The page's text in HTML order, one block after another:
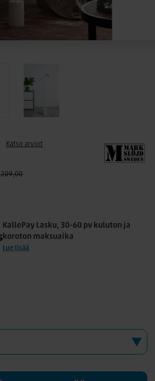
Katso arviot
209,00
KallePay Lasku, 30-60 pv kuluton ja
koroton maksuaika
Lue lisää